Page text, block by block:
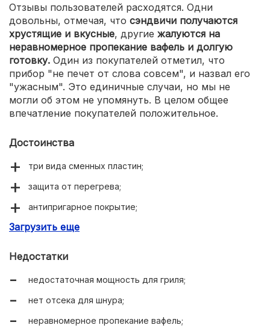
Отзывы пользователей расходятся. Одни
довольны, отмечая, что сэндвичи получаются
хрустящие и вкусные, другие жалуются на
неравномерное пропекание вафель и долгую
готовку. Один из покупателей отметил, что
прибор "не печет от слова совсем", и назвал его
"ужасным". Это единичные случаи, но мы не
могли об этом не упомянуть. В целом общее
впечатление покупателей положительное.
Достоинства
три вида сменных пластин;
защита от перегрева;
антипригарное покрытие;
ненагревающаяся ручка.
Загрузить еще
Недостатки
недостаточная мощность для гриля;
нет отсека для шнура;
неравномерное пропекание вафель;